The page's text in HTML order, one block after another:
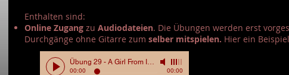
Enthalten sind:
Online Zugang zu Audiodateien. Die Übungen werden erst
Durchgänge ohne Gitarre zum selber mitspielen. Hier ein
Übung 29 - A Girl From Ipanema
00:00 00:00